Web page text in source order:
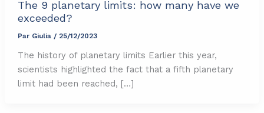
The 9 planetary limits: how many have we
exceeded?
Par Giulia / 25/12/2023
The history of planetary limits Earlier this year,
scientists highlighted the fact that a fifth planetary
limit had been reached, […]